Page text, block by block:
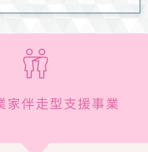
家伴走型支援事業